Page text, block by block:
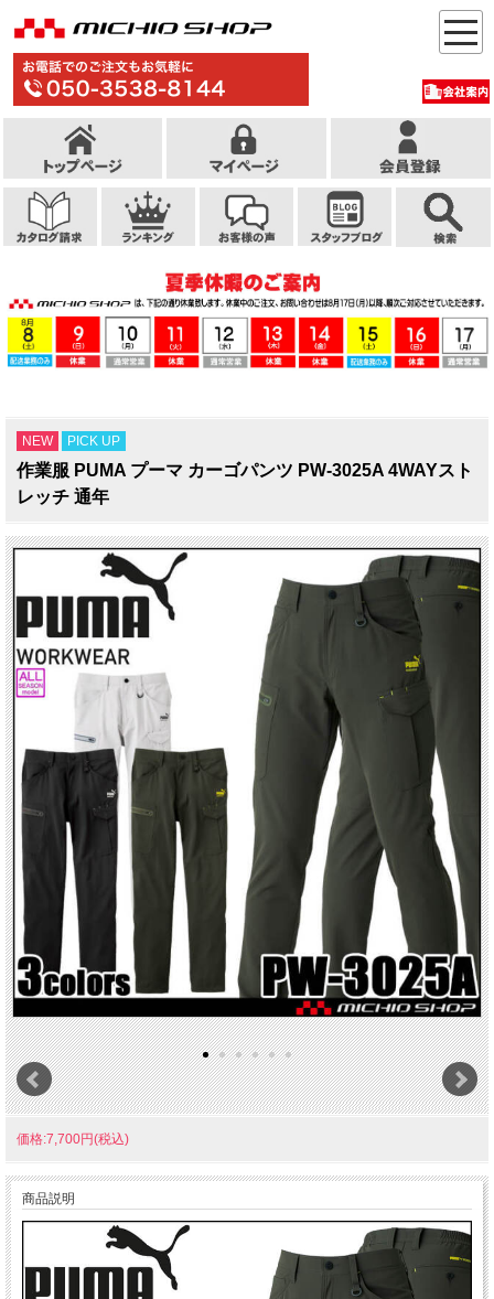
NEW PICK UP
作業服 PUMA プーマ カーゴパンツ PW-3025A 4WAYスト
レッチ 通年
価格:7,700円(税込)
商品説明